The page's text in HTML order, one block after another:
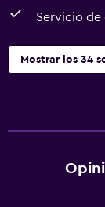
Servicio
Mostrar los 34